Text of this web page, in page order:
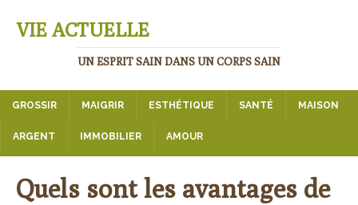
VIE ACTUELLE
UN ESPRIT SAIN DANS UN CORPS SAIN
GROSSIR MAIGRIR ESTHÉTIQUE SANTÉ MAISON
ARGENT IMMOBILIER AMOUR
Quels sont les avantages de